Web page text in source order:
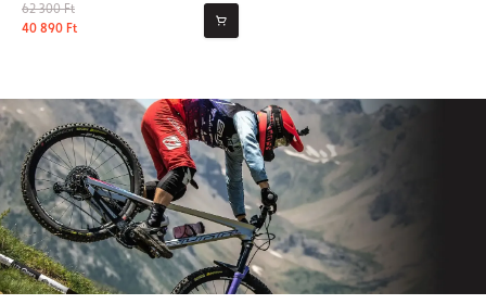
62 300 Ft
40 890 Ft